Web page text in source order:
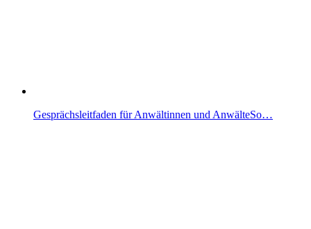
Gesprächsleitfaden für Anwältinnen und AnwälteSo…